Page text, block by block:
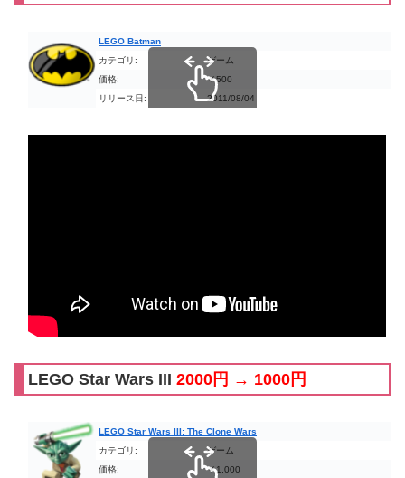
LEGO Batman
カテゴリ:
ゲーム
価格:
￥500
リリース日:
2011/08/04
LEGO Star Wars III 2000円 → 1000円
LEGO Star Wars III: The Clone Wars
カテゴリ:
ゲーム
価格:
￥1,000